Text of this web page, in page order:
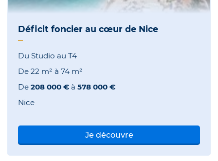
Déficit foncier au cœur de Nice
Du Studio au T4
De 22 m² à 74 m²
De 208 000 € à 578 000 €
Nice
Je découvre